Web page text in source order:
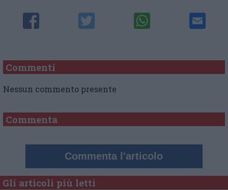
Commenti
Nessun commento presente
Commenta
Commenta l'articolo
Gli articoli più letti